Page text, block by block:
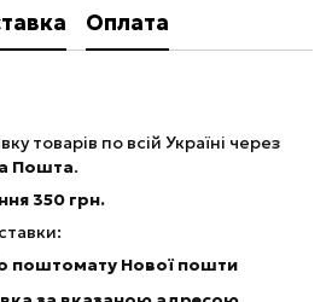
Оплата
товарів по всій Україні через
Пошта.
350 грн.
поштомату Нової пошти